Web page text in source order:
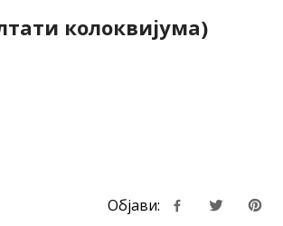
колоквијума)
Објави: